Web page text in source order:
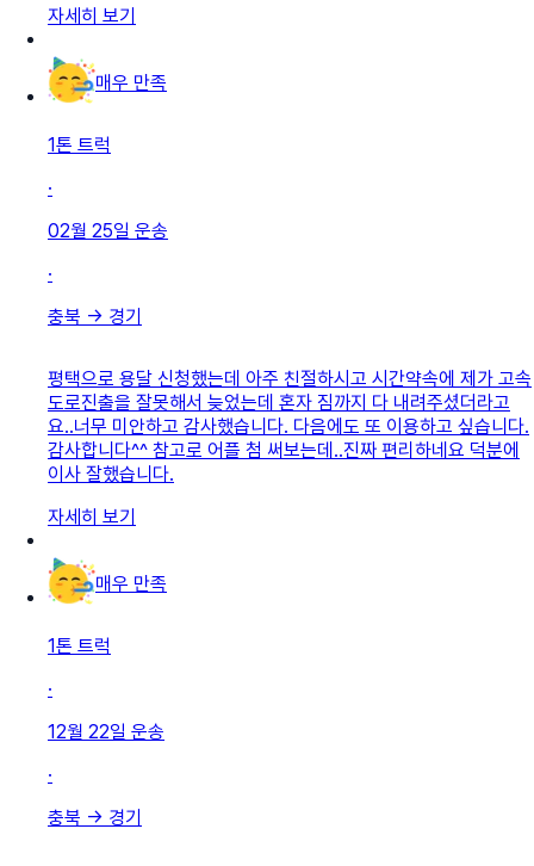
자세히 보기
매우 만족
1톤 트럭
·
02월 25일 운송
·
충북 → 경기
평택으로 용달 신청했는데 아주 친절하시고 시간약속에 제가 고속
도로진출을 잘못해서 늦었는데 혼자 짐까지 다 내려주셨더라고
요..너무 미안하고 감사했습니다. 다음에도 또 이용하고 싶습니다.
감사합니다^^ 참고로 어플 첨 써보는데..진짜 편리하네요 덕분에
이사 잘했습니다.
자세히 보기
매우 만족
1톤 트럭
·
12월 22일 운송
·
충북 → 경기